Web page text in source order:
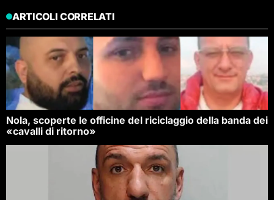
ARTICOLI CORRELATI
Nola, scoperte le officine del riciclaggio della banda dei
«cavalli di ritorno»